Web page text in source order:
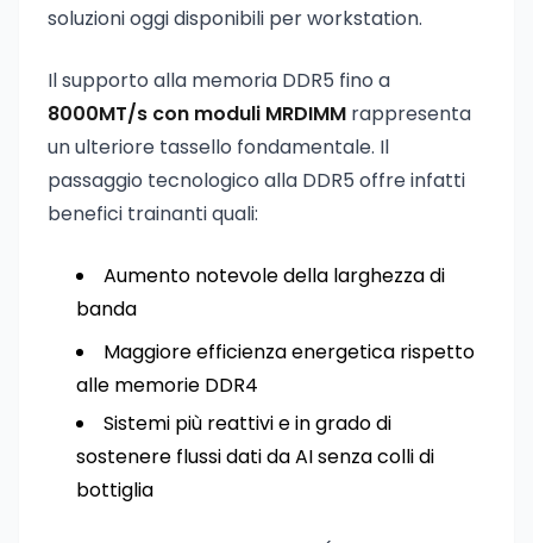
soluzioni oggi disponibili per workstation.
Il supporto alla memoria DDR5 fino a
8000MT/s con moduli MRDIMM rappresenta
un ulteriore tassello fondamentale. Il
passaggio tecnologico alla DDR5 offre infatti
benefici trainanti quali:
Aumento notevole della larghezza di
banda
Maggiore efficienza energetica rispetto
alle memorie DDR4
Sistemi più reattivi e in grado di
sostenere flussi dati da AI senza colli di
bottiglia